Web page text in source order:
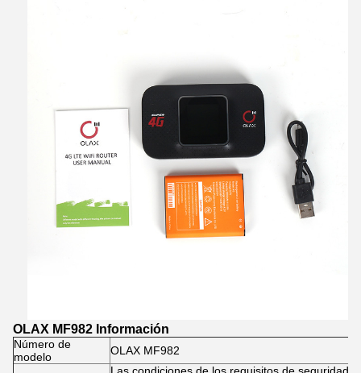
OLAX MF982 Información
Número de
modelo
OLAX MF982
Las condiciones de los requisitos de seguridad